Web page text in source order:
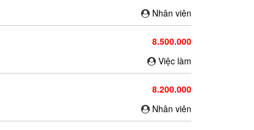
Nhân viên
8.500.000
Việc làm
8.200.000
Nhân viên